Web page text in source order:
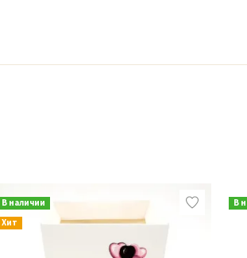
В наличии
Хит
В